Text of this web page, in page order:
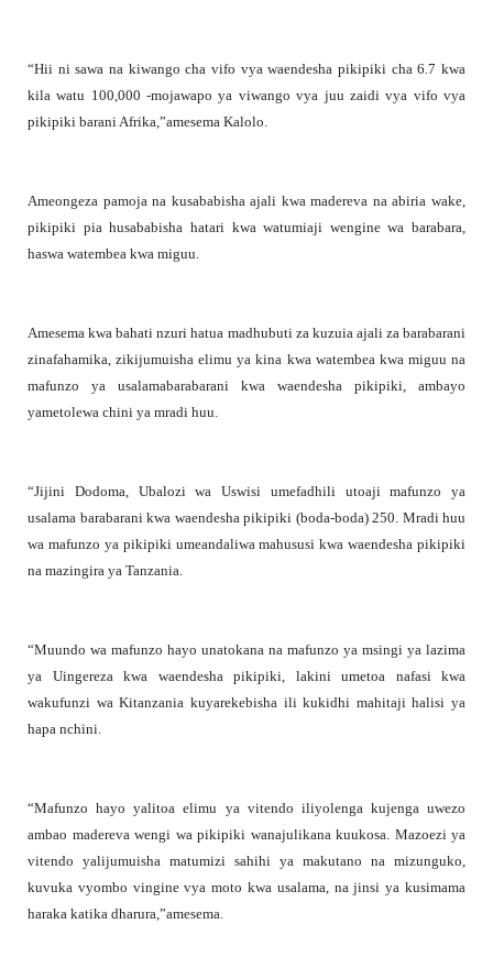
“Hii ni sawa na kiwango cha vifo vya waendesha pikipiki cha 6.7 kwa
kila watu 100,000 -mojawapo ya viwango vya juu zaidi vya vifo vya
pikipiki barani Afrika,”amesema Kalolo.
Ameongeza pamoja na kusababisha ajali kwa madereva na abiria wake,
pikipiki pia husababisha hatari kwa watumiaji wengine wa barabara,
haswa watembea kwa miguu.
Amesema kwa bahati nzuri hatua madhubuti za kuzuia ajali za barabarani
zinafahamika, zikijumuisha elimu ya kina kwa watembea kwa miguu na
mafunzo ya usalamabarabarani kwa waendesha pikipiki, ambayo
yametolewa chini ya mradi huu.
“Jijini Dodoma, Ubalozi wa Uswisi umefadhili utoaji mafunzo ya
usalama barabarani kwa waendesha pikipiki (boda-boda) 250. Mradi huu
wa mafunzo ya pikipiki umeandaliwa mahususi kwa waendesha pikipiki
na mazingira ya Tanzania.
“Muundo wa mafunzo hayo unatokana na mafunzo ya msingi ya lazima
ya Uingereza kwa waendesha pikipiki, lakini umetoa nafasi kwa
wakufunzi wa Kitanzania kuyarekebisha ili kukidhi mahitaji halisi ya
hapa nchini.
“Mafunzo hayo yalitoa elimu ya vitendo iliyolenga kujenga uwezo
ambao madereva wengi wa pikipiki wanajulikana kuukosa. Mazoezi ya
vitendo yalijumuisha matumizi sahihi ya makutano na mizunguko,
kuvuka vyombo vingine vya moto kwa usalama, na jinsi ya kusimama
haraka katika dharura,”amesema.